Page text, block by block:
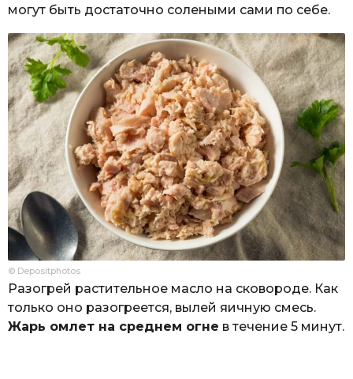
могут быть достаточно солеными сами по себе.
© Depositphotos
Разогрей растительное масло на сковороде. Как
только оно разогреется, вылей яичную смесь.
Жарь омлет на среднем огне в течение 5 минут.